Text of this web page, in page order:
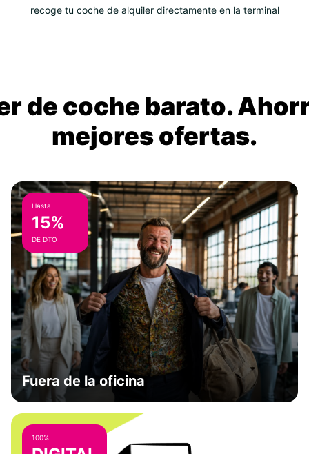
recoge tu coche de alquiler directamente en la terminal
de coche barato.
mejores ofertas.
Hasta
15%
DE DTO
Fuera de la oficina
100%